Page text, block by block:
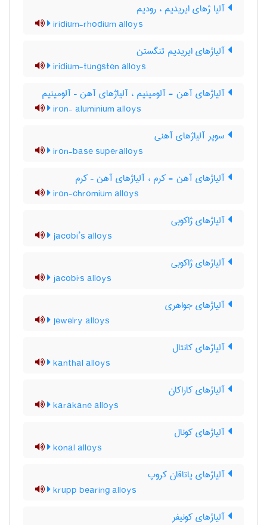
آلیا ژهای ایریدیم ، رودیم
iridium-rhodium alloys
آلیاژهای ایریدیم تنگستن
iridium-tungsten alloys
آلیاژهای آهن - آلومینیم ، آلیاژهای آهن – آلومینیم
iron- aluminium alloys
سوپر آلیاژهای آهنی
iron-base superalloys
آلیاژهای آهن - کرم ، آلیاژهای آهن – کرم
iron-chromium alloys
آلیاژهای ژاکوبی
jacobi’s alloys
آلیاژهای ژاکوبی
jacobi's alloys
آلیاژهای جواهری
jewelry alloys
آلیاژهای کانتال
kanthal alloys
آلیاژهای کاراکان
karakane alloys
آلیاژهای کونال
konal alloys
آلیاژهای یاتاقان کروپ
krupp bearing alloys
آلیاژهای کونیفر